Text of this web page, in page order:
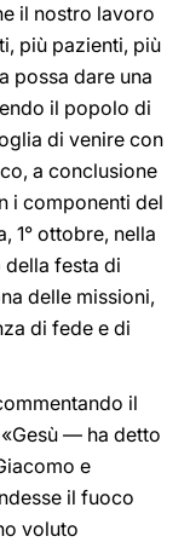
il nostro lavoro
più pazienti, più
possa dare una
il popolo di
di venire con
a conclusione
i componenti del
1° ottobre, nella
della festa di
delle missioni,
di fede e di
il
— ha detto
e
il fuoco
voluto